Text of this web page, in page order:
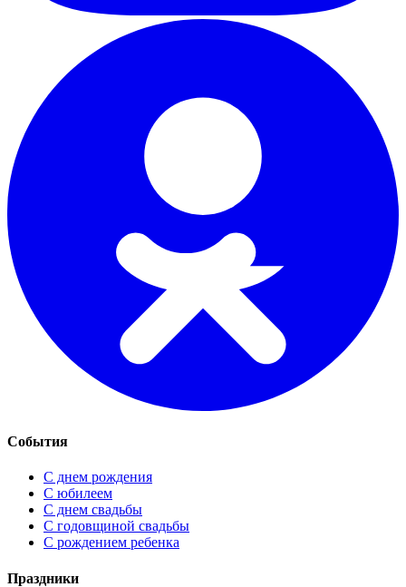
События
С днем рождения
С юбилеем
С днем свадьбы
С годовщиной свадьбы
С рождением ребенка
Праздники